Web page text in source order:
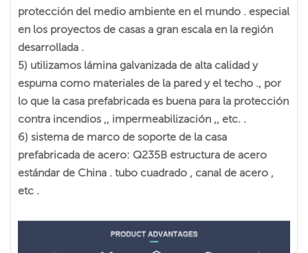
protección del medio ambiente en el mundo . especial
en los proyectos de casas a gran escala en la región
desarrollada .
5) utilizamos lámina galvanizada de alta calidad y
espuma como materiales de la pared y el techo ., por
lo que la casa prefabricada es buena para la protección
contra incendios ,, impermeabilización ,, etc. .
6) sistema de marco de soporte de la casa
prefabricada de acero: Q235B estructura de acero
estándar de China . tubo cuadrado , canal de acero ,
etc .